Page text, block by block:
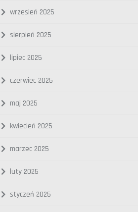
wrzesień 2025
sierpień 2025
lipiec 2025
czerwiec 2025
maj 2025
kwiecień 2025
marzec 2025
luty 2025
styczeń 2025